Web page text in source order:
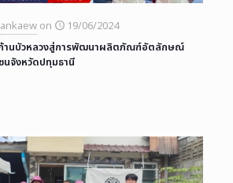
on
19/06/2024
ก้านบัวหลวงสู่การพัฒนาผลิตภัณฑ์อัตลักษณ์
จังหวัดปทุมธานี